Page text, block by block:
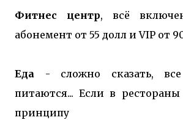
Фитнес центр, всё
абонемент от 55 долл и VIP от
Еда - сложно сказать,
питаются... Если в
принципу